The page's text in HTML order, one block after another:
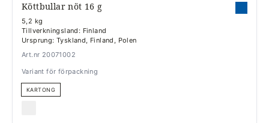
Köttbullar nöt 16 g
5,2 kg
Tillverkningsland: Finland
Ursprung: Tyskland, Finland, Polen
Art.nr 20071002
Variant för förpackning
KARTONG